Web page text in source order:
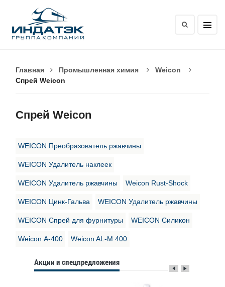
Главная Промышленная химия
Weicon
Спрей Weicon
Спрей Weicon
WEICON Преобразователь ржавчины
WEICON Удалитель наклеек
WEICON Удалитель ржавчины Weicon Rust-Shock
WEICON Цинк-Гальва WEICON Удалитель ржавчины
WEICON Спрей для фурнитуры WEICON Силикон
Weicon А-400 Weicon AL-M 400
Акции и спецпредложения